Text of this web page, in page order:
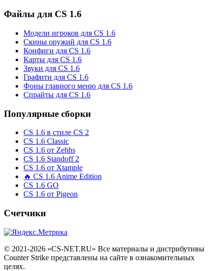
Файлы для CS 1.6
Модели игроков для CS 1.6
Скины оружий для CS 1.6
Конфиги для CS 1.6
Карты для CS 1.6
Звуки для CS 1.6
Графити для CS 1.6
Фоны главного меню для CS 1.6
Спрайты для CS 1.6
Популярные сборки
CS 1.6 в стиле CS 2
CS 1.6 Classic
CS 1.6 от Zehhs
CS 1.6 Standoff 2
CS 1.6 от Xtample
🔥 CS 1.6 Anime Edition
CS 1.6 GO
CS 1.6 от Pigeon
Счетчики
© 2021-2026 «CS-NET.RU» Все материалы и дистрибутивы
Counter Strike представлены на сайте в ознакомительных
целях.